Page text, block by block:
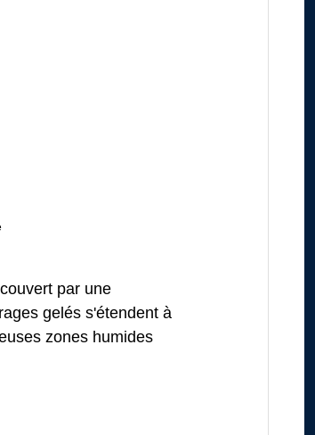
par une
gelés s'étendent à
zones humides